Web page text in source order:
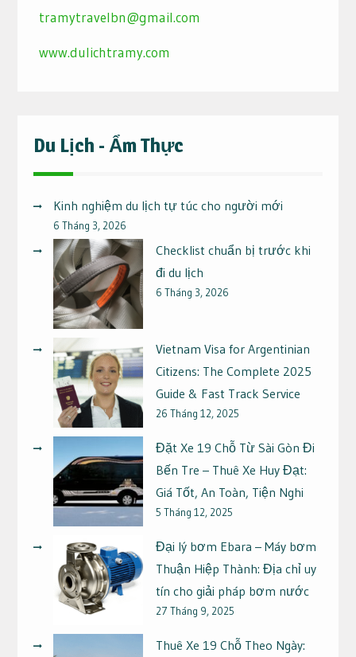
tramytravelbn@gmail.com
www.dulichtramy.com
Du Lịch - Ẩm Thực
Kinh nghiệm du lịch tự túc cho người mới
6 Tháng 3, 2026
Checklist chuẩn bị trước khi
đi du lịch
6 Tháng 3, 2026
Vietnam Visa for Argentinian
Citizens: The Complete 2025
Guide & Fast Track Service
26 Tháng 12, 2025
Đặt Xe 19 Chỗ Từ Sài Gòn Đi
Bến Tre – Thuê Xe Huy Đạt:
Giá Tốt, An Toàn, Tiện Nghi
5 Tháng 12, 2025
Đại lý bơm Ebara – Máy bơm
Thuận Hiệp Thành: Địa chỉ uy
tín cho giải pháp bơm nước
27 Tháng 9, 2025
Thuê Xe 19 Chỗ Theo Ngày: